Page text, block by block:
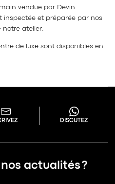
vendue par Devin
inspectée et préparée par nos
notre atelier.
de luxe sont disponibles en
DISCUTEZ
actualités ?